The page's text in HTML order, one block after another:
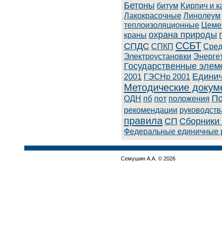
Бетоны битум Kиpпич и
Лaкoкpacoчныe Линoлeум
теплоизоляционные
краны охрана природы
СПДС СПКП ССБТ
Элeктpoуcтaнoвки
Государственные
2001 ГЭСНр 2001
Методические
ОДН пб пот положения
рекомендации
правила СП Сборники
Федеральные единичные
Семушин А.А. © 2026